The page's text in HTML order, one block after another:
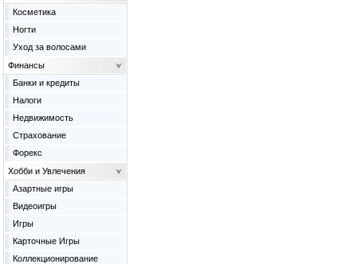
Косметика
Ногти
Уход за волосами
Финансы
Банки и кредиты
Налоги
Недвижимость
Страхование
Форекс
Хобби и Увлечения
Азартные игры
Видеоигры
Игры
Карточные Игры
Коллекционирование